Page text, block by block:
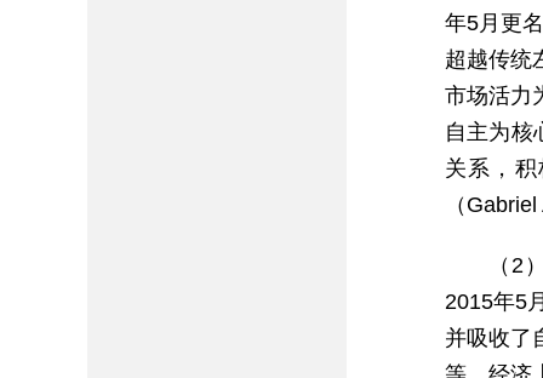
年5月更
超越传统
市场活力
自主为核
关系，
（
（2
2015年5
并吸收了